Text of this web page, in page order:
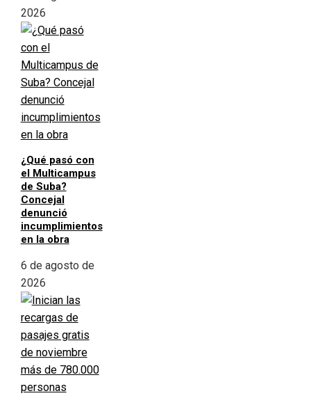
2026
¿Qué pasó con
el Multicampus
de Suba?
Concejal
denunció
incumplimientos
en la obra
6 de agosto de
2026